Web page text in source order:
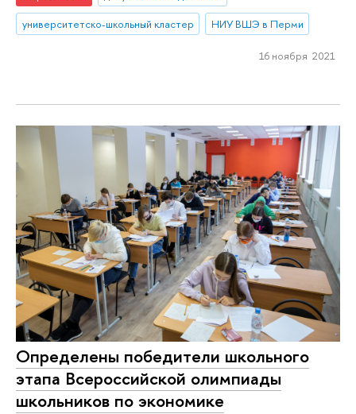
университетско-школьный кластер
НИУ ВШЭ в Перми
16 ноября 2021
Определены победители школьного
этапа Всероссийской олимпиады
школьников по экономике